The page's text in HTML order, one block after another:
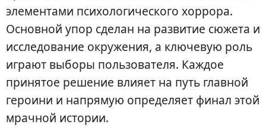
элементами психологического хоррора.
Основной упор сделан на развитие сюжета и
исследование окружения, а ключевую роль
играют выборы пользователя. Каждое
принятое решение влияет на путь главной
героини и напрямую определяет финал этой
мрачной истории.